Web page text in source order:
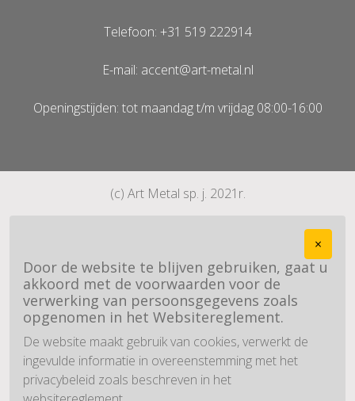
Telefoon: +31 519 222914
E-mail: accent@art-metal.nl
Openingstijden: tot maandag t/m vrijdag 08:00-16:00
(c) Art Metal sp. j. 2021r.
×
Door de website te blijven gebruiken, gaat u
akkoord met de voorwaarden voor de
verwerking van persoonsgegevens zoals
opgenomen in het Websitereglement.
De website maakt gebruik van cookies, verwerkt de
ingevulde informatie in overeenstemming met het
privacybeleid zoals beschreven in het